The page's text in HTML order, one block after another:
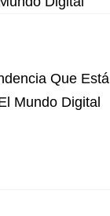
Que Está
Mundo Digital